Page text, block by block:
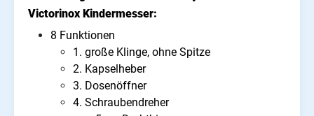
Victorinox Kindermesser:
8 Funktionen
1. große Klinge, ohne Spitze
2. Kapselheber
3. Dosenöffner
4. Schraubendreher